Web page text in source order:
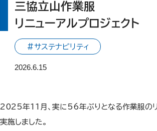
三協立山作業服
リニューアルプロジェクト
#サステナビリティ
2026.6.15
2025年11月、実に56年ぶりとなる作業服の
実施しました。